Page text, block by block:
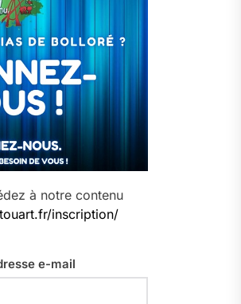
à notre contenu
inscription/
e-mail